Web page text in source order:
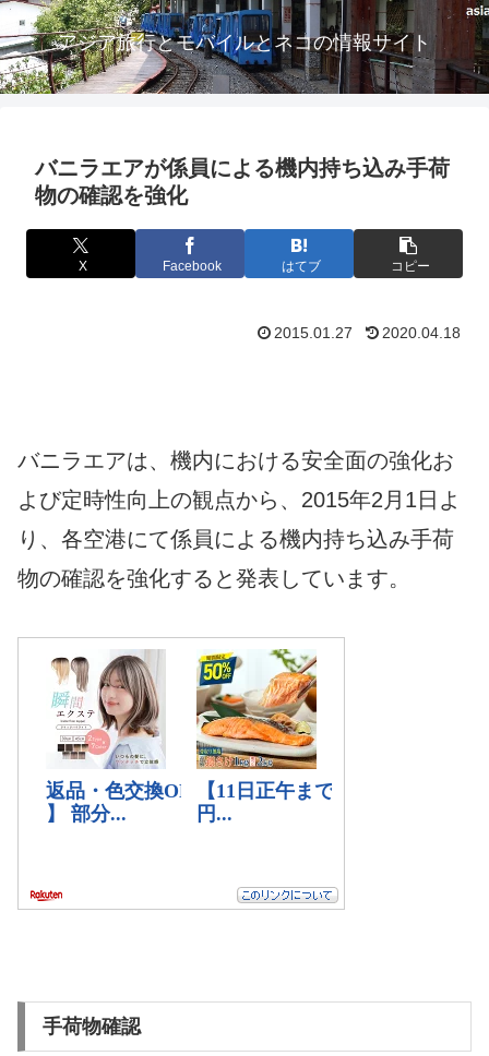
アジア旅行とモバイルとネコの情報サイト
バニラエアが係員による機内持ち込み手荷
物の確認を強化
X Facebook はてブ コピー
2015.01.27 2020.04.18
バニラエアは、機内における安全面の強化お
よび定時性向上の観点から、2015年2月1日よ
り、各空港にて係員による機内持ち込み手荷
物の確認を強化すると発表しています。
手荷物確認